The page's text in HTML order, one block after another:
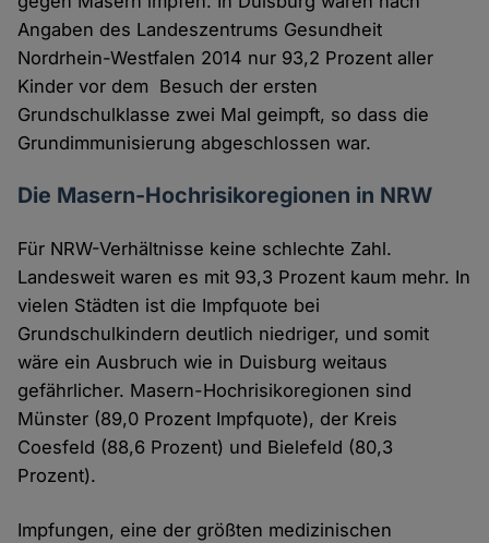
Angaben des Landeszentrums Gesundheit
Nordrhein-Westfalen 2014 nur 93,2 Prozent aller
Kinder vor dem Besuch der ersten
Grundschulklasse zwei Mal geimpft, so dass die
Grundimmunisierung abgeschlossen war.
Die Masern-Hochrisikoregionen in NRW
Für NRW-Verhältnisse keine schlechte Zahl.
Landesweit waren es mit 93,3 Prozent kaum mehr. In
vielen Städten ist die Impfquote bei
Grundschulkindern deutlich niedriger, und somit
wäre ein Ausbruch wie in Duisburg weitaus
gefährlicher. Masern-Hochrisikoregionen sind
Münster (89,0 Prozent Impfquote), der Kreis
Coesfeld (88,6 Prozent) und Bielefeld (80,3
Prozent).
Impfungen, eine der größten medizinischen